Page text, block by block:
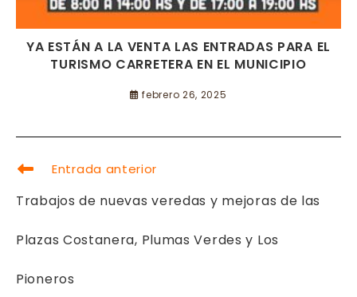
YA ESTÁN A LA VENTA LAS ENTRADAS PARA EL
TURISMO CARRETERA EN EL MUNICIPIO
febrero 26, 2025
LEER
ARTÍCULOS
Entrada anterior
Trabajos de nuevas veredas y mejoras de las
Plazas Costanera, Plumas Verdes y Los
Pioneros